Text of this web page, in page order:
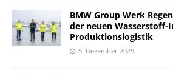
BMW Group Werk
der neuen
Produktionslogistik
5. Dezember 2025